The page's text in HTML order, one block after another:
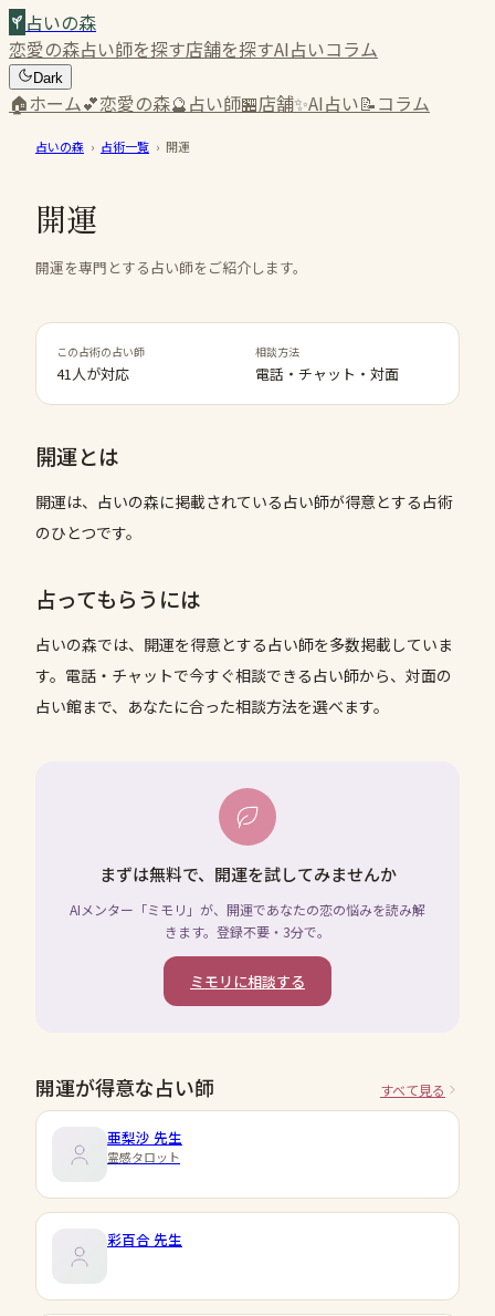
占いの森
恋愛の森占い師を探す店舗を探すAI占いコラム
Dark
🏠ホーム💕恋愛の森🔮占い師🏪店舗✨AI占い📝コラム
占いの森 › 占術一覧 › 開運
開運
開運を専門とする占い師をご紹介します。
この占術の占い師
41人が対応
相談方法
電話・チャット・対面
開運とは
開運は、占いの森に掲載されている占い師が得意とする占術
のひとつです。
占ってもらうには
占いの森では、 開運を得意とする占い師を多数掲載していま
す。電話・チャットで今すぐ相談できる占い師から、対面の
占い館まで、あなたに合った相談方法を選べます。
まずは無料で、開運を試してみませんか
AIメンター「ミモリ」が、開運であなたの恋の悩みを読み解
きます。登録不要・3分で。
ミモリに相談する
開運が得意な占い師 すべて見る
亜梨沙 先生
霊感タロット
彩百合先生